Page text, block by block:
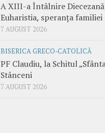
A XIII-a Întâlnire
Euharistia, speranța familiei
7 AUGUST 2026
BISERICA GRECO-CATOLICĂ
PF Claudiu, la Schitul
Stânceni
7 AUGUST 2026